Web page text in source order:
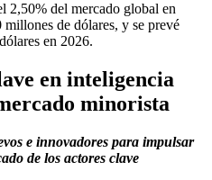
2,50% del mercado global en
de dólares, y se prevé
en 2026.
en inteligencia
minorista
e innovadores para impulsar
de los actores clave